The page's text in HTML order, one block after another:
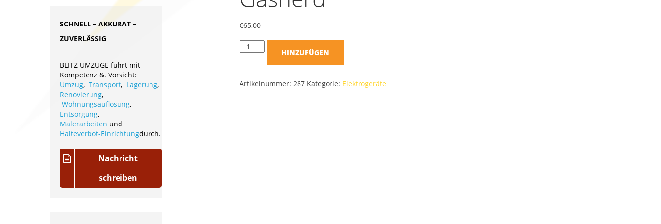
€65,00
HINZUFÜGEN
Artikelnummer:287 Kategorie: Elektrogeräte
SCHNELL – AKKURAT –
ZUVERLÄSSIG
BLITZ UMZÜGE führt mit
Kompetenz &. Vorsicht:
Umzug, Transport, Lagerung,
Renovierung,
Wohnungsauflösung,
Entsorgung,
Malerarbeiten und
Halteverbot-Einrichtungdurch.
Nachricht
schreiben